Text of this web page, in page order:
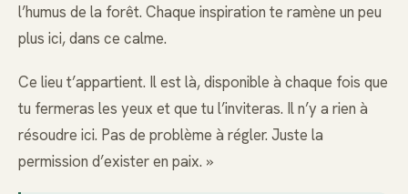
l’humus de la forêt. Chaque inspiration te ramène un peu
plus ici, dans ce calme.
Ce lieu t’appartient. Il est là, disponible à chaque fois que
tu fermeras les yeux et que tu l’inviteras. Il n’y a rien à
résoudre ici. Pas de problème à régler. Juste la
permission d’exister en paix. »